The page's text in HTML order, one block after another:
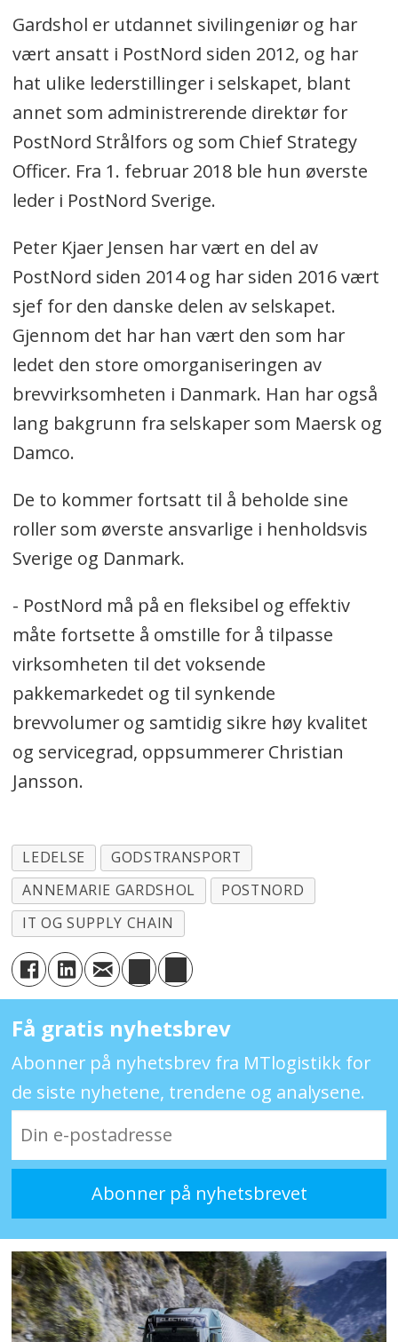
Gardshol er utdannet sivilingeniør og har
vært ansatt i PostNord siden 2012, og har
hat ulike lederstillinger i selskapet, blant
annet som administrerende direktør for
PostNord Strålfors og som Chief Strategy
Officer. Fra 1. februar 2018 ble hun øverste
leder i PostNord Sverige.
Peter Kjaer Jensen har vært en del av
PostNord siden 2014 og har siden 2016 vært
sjef for den danske delen av selskapet.
Gjennom det har han vært den som har
ledet den store omorganiseringen av
brevvirksomheten i Danmark. Han har også
lang bakgrunn fra selskaper som Maersk og
Damco.
De to kommer fortsatt til å beholde sine
roller som øverste ansvarlige i henholdsvis
Sverige og Danmark.
- PostNord må på en fleksibel og effektiv
måte fortsette å omstille for å tilpasse
virksomheten til det voksende
pakkemarkedet og til synkende
brevvolumer og samtidig sikre høy kvalitet
og servicegrad, oppsummerer Christian
Jansson.
LEDELSE
GODSTRANSPORT
ANNEMARIE GARDSHOL
POSTNORD
IT OG SUPPLY CHAIN
Få gratis nyhetsbrev
Abonner på nyhetsbrev fra MTlogistikk for
de siste nyhetene, trendene og analysene.